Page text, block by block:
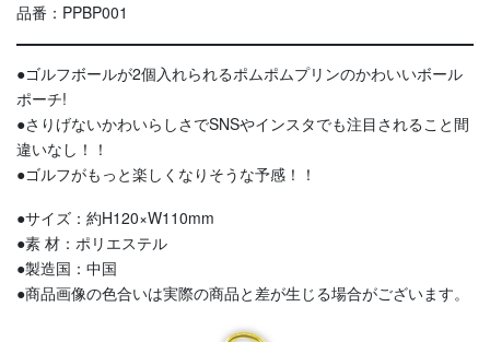
品番：PPBP001
●ゴルフボールが2個入れられるポムポムプリンのかわいいボール
ポーチ!
●さりげないかわいらしさでSNSやインスタでも注目されること間
違いなし！！
●ゴルフがもっと楽しくなりそうな予感！！
●サイズ：約H120×W110mm
●素 材：ポリエステル
●製造国：中国
●商品画像の色合いは実際の商品と差が生じる場合がございます。